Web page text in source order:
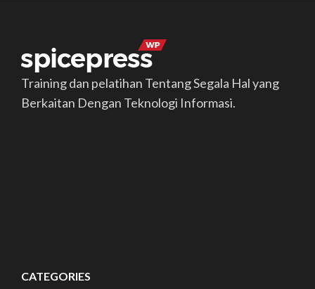
Training dan pelatihan Tentang Segala Hal yang
Berkaitan Dengan Teknologi Informasi.
CATEGORIES